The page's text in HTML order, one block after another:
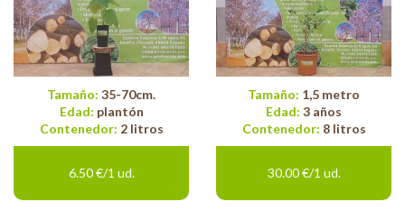
Tamaño: 35-70cm.
Edad: plantón
Contenedor: 2 litros
6.50 €/1 ud.
Tamaño: 1,5 metro
Edad: 3 años
Contenedor: 8 litros
30.00 €/1 ud.